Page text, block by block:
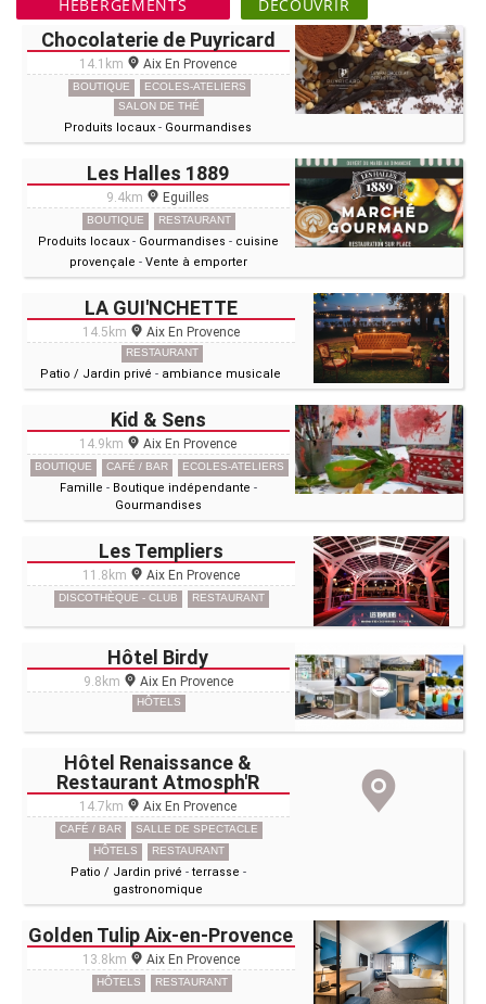
HÉBERGEMENTS
DÉCOUVRIR
Chocolaterie de Puyricard
14.1km Aix En Provence
BOUTIQUE
ECOLES-ATELIERS
SALON DE THÉ
Produits locaux - Gourmandises
Les Halles 1889
9.4km Eguilles
BOUTIQUE RESTAURANT
Produits locaux - Gourmandises - cuisine
provençale - Vente à emporter
LA GUI'NCHETTE
14.5km Aix En Provence
RESTAURANT
Patio / Jardin privé - ambiance musicale
Kid & Sens
14.9km Aix En Provence
BOUTIQUE CAFÉ / BAR ECOLES-ATELIERS
Famille - Boutique indépendante -
Gourmandises
Les Templiers
11.8km Aix En Provence
DISCOTHÈQUE - CLUB RESTAURANT
Hôtel Birdy
9.8km Aix En Provence
HÔTELS
Hôtel Renaissance &
Restaurant Atmosph'R
14.7km Aix En Provence
CAFÉ / BAR
SALLE DE SPECTACLE
HÔTELS
RESTAURANT
Patio / Jardin privé - terrasse -
gastronomique
Golden Tulip Aix-en-Provence
13.8km Aix En Provence
HÔTELS RESTAURANT